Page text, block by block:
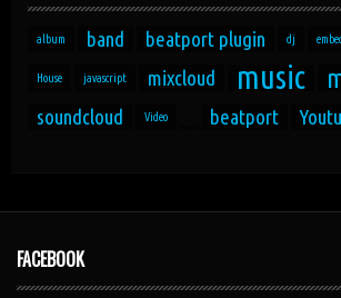
album band beatport plugin dj
House javascript mixcloud music
soundcloud Video beatport
FACEBOOK